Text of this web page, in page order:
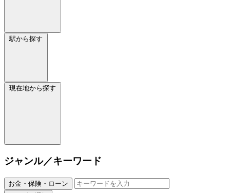
駅から探す
現在地から探す
ジャンル／キーワード
お金・保険・ローン